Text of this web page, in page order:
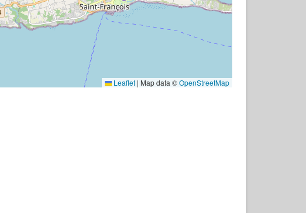
Leaflet | Map data ©OpenStreetMap